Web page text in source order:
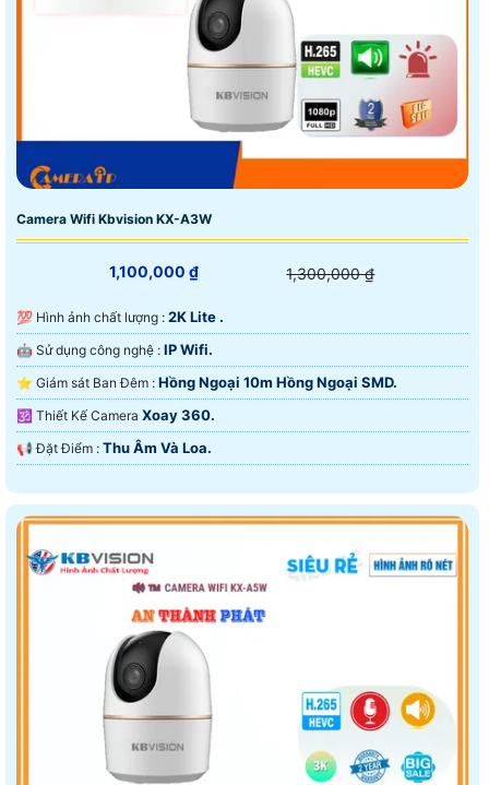
Camera Wifi Kbvision KX-A3W
1,100,000 ₫ 1,300,000 ₫
💯 Hình ảnh chất lượng : 2K Lite .
🤖️ Sử dụng công nghệ : IP Wifi.
⭐ Giám sát Ban Đêm : Hồng Ngoại 10m Hồng Ngoại SMD.
🕉️ Thiết Kế Camera Xoay 360.
️📢 Đặt Điểm : Thu Âm Và Loa.